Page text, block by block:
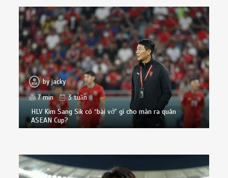
byjacky
7 min
3 tuần
HLV Kim Sang Sik có “bài vở” gì cho màn ra quân
ASEAN Cup?